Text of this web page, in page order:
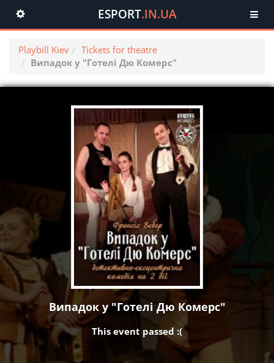
Toggle
navigation
ESPORT.IN.UA
Playbill Kiev
Tickets for theatre
Випадок у "Готелі Дю Комерс"
Випадок у "Готелі Дю Комерс"
This event passed :(